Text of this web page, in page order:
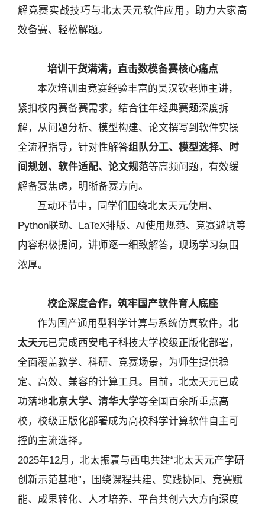
解竞赛实战技巧与北太天元软件应用，助力大家高
效备赛、轻松解题。
培训干货满满，直击数模备赛核心痛点
本次培训由竞赛经验丰富的吴汉钦老师主讲，
紧扣校内赛备赛需求，结合往年经典赛题深度拆
解，从问题分析、模型构建、论文撰写到软件实操
全流程指导，针对性解答组队分工、模型选择、时
间规划、软件适配、论文规范等高频问题，有效缓
解备赛焦虑，明晰备赛方向。
互动环节中，同学们围绕北太天元使用、
Python联动、LaTeX排版、AI使用规范、竞赛避坑等
内容积极提问，讲师逐一细致解答，现场学习氛围
浓厚。
校企深度合作，筑牢国产软件育人底座
作为国产通用型科学计算与系统仿真软件，北
太天元已完成西安电子科技大学校级正版化部署，
全面覆盖教学、科研、竞赛场景，为师生提供稳
定、高效、兼容的计算工具。目前，北太天元已成
功落地北京大学、清华大学等全国百余所重点高
校，校级正版化部署成为高校科学计算软件自主可
控的主流选择。
2025年12月，北太振寰与西电共建“北太天元产学研
创新示范基地”，围绕课程共建、实践协同、竞赛赋
能、成果转化、人才培养、平台共创六大方向深度